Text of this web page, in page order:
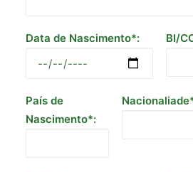
Data de Nascimento*: BI/
País de
Nascimento*: